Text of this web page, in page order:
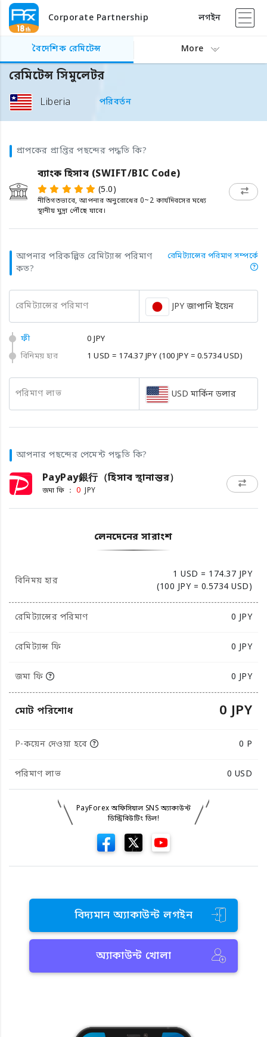
Corporate Partnership লগইন
বৈদেশিক রেমিটেন্স More
রেমিটেন্স সিমুলেটর
Liberia পরিবর্তন
প্রাপকের প্রাপ্তির পছন্দের পদ্ধতি কি?
ব্যাংক হিসাব (SWIFT/BIC Code)
(5.0)
নীতিগতভাবে, আপনার অনুরোধের 0~2 কার্যদিবসের মধ্যে
স্থানীয় মুদ্রা পৌঁছে যাবে।
আপনার পরিকল্পিত রেমিট্যান্স পরিমাণ
কত?
রেমিট্যান্সের পরিমাণ সম্পর্কে
রেমিট্যান্সের পরিমাণ JPY জাপানি ইয়েন
ফী
0 JPY
বিনিময় হার
1 USD = 174.37 JPY (100 JPY = 0.5734 USD)
পরিমাণ লাভ USD মার্কিন ডলার
আপনার পছন্দের পেমেন্ট পদ্ধতি কি?
PayPay銀行（হিসাব স্থানান্তর）
জমা ফি ： 0 JPY
লেনদেনের সারাংশ
বিনিময় হার
1 USD = 174.37 JPY
(100 JPY = 0.5734 USD)
রেমিট্যান্সের পরিমাণ 0 JPY
রেমিট্যান্স ফি 0 JPY
জমা ফি 0 JPY
মোট পরিশোধ 0 JPY
P-কয়েন দেওয়া হবে 0 P
পরিমাণ লাভ 0 USD
PayForex অফিসিয়াল SNS অ্যাকাউন্ট
ডিস্ট্রিবিউটিং ডিল!
বিদ্যমান অ্যাকাউন্ট লগইন
অ্যাকাউন্ট খোলা